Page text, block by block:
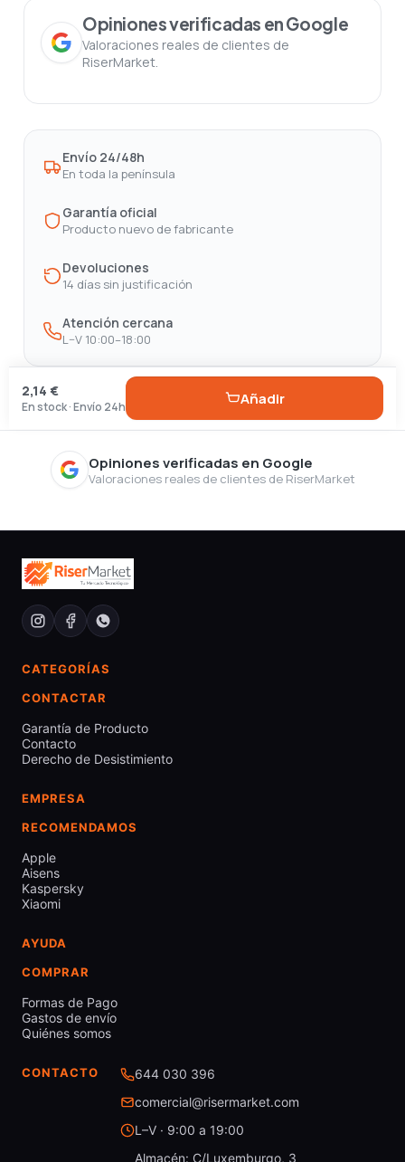
Opiniones verificadas en Google
Valoraciones reales de clientes de
RiserMarket.
Envío 24/48h
En toda la península
Garantía oficial
Producto nuevo de fabricante
Devoluciones
14 días sin justificación
Atención cercana
L–V 10:00–18:00
2,14 €
En stock · Envío 24h Añadir
Opiniones verificadas en Google
Valoraciones reales de clientes de RiserMarket
CATEGORÍAS
CONTACTAR
Garantía de Producto
Contacto
Derecho de Desistimiento
EMPRESA
RECOMENDAMOS
Apple
Aisens
Kaspersky
Xiaomi
AYUDA
COMPRAR
Formas de Pago
Gastos de envío
Quiénes somos
CONTACTO
644 030 396
comercial@risermarket.com
L–V · 9:00 a 19:00
Almacén: C/Luxemburgo, 3